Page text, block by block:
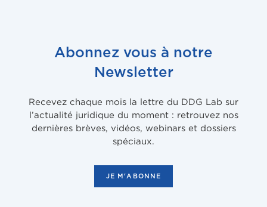
Abonnez vous à notre
Newsletter
Recevez chaque mois la lettre du DDG Lab sur
l’actualité juridique du moment : retrouvez nos
dernières brèves, vidéos, webinars et dossiers
spéciaux.
JE M'ABONNE